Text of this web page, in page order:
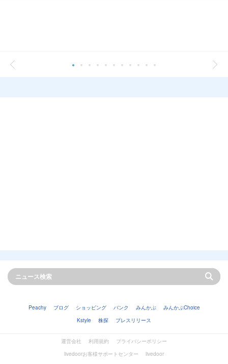
Peachy ブログ ショッピング バンク みんかぶ
みんかぶChoice
Kstyle
株探 プレスリリース
運営会社 利用規約
プライバシーポリシー
livedoorお客様サポートセンター
livedoor